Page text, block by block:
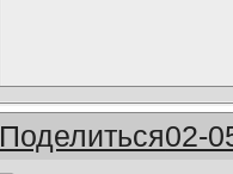
Поделиться02-